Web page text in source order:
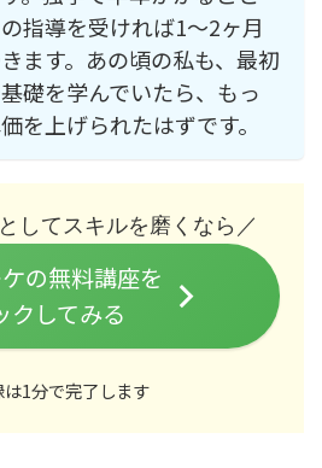
指導を受ければ1〜2ヶ月
ます。あの頃の私も、最初
礎を学んでいたら、もっ
を上げられたはずです。
してスキルを磨くなら／
の無料講座を
クしてみる
1分で完了します